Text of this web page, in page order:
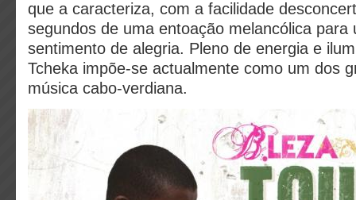
que a caracteriza, com a facilidade
segundos de uma entoação melancólica para
sentimento de alegria. Pleno de energia e
Tcheka impõe-se actualmente como um dos
música cabo-verdiana.